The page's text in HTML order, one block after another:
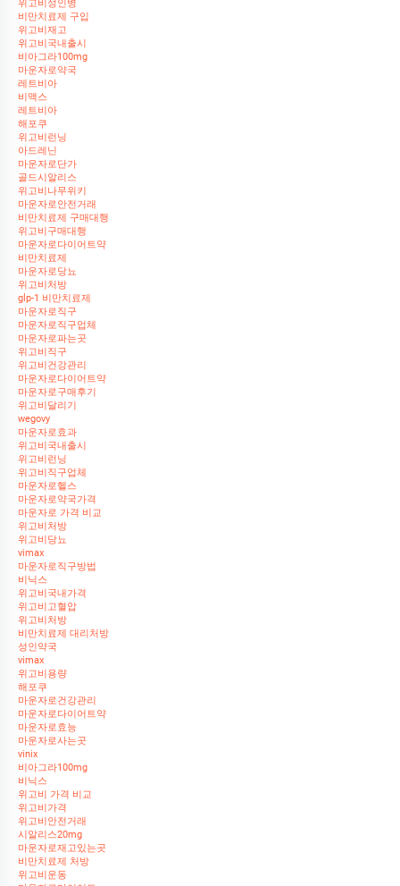
위고비성인병
비만치료제 구입
위고비재고
위고비국내출시
비아그라100mg
마운자로약국
레트비아
비맥스
레트비아
해포쿠
위고비런닝
아드레닌
마운자로단가
골드시알리스
위고비나무위키
마운자로안전거래
비만치료제 구매대행
위고비구매대행
마운자로다이어트약
비만치료제
마운자로당뇨
위고비처방
glp-1 비만치료제
마운자로직구
마운자로직구업체
마운자로파는곳
위고비직구
위고비건강관리
마운자로다이어트약
마운자로구매후기
위고비달리기
wegovy
마운자로효과
위고비국내출시
위고비런닝
위고비직구업체
마운자로헬스
마운자로약국가격
마운자로 가격 비교
위고비처방
위고비당뇨
vimax
마운자로직구방법
비닉스
위고비국내가격
위고비고혈압
위고비처방
비만치료제 대리처방
성인약국
vimax
위고비용량
해포쿠
마운자로건강관리
마운자로다이어트약
마운자로효능
마운자로사는곳
vinix
비아그라100mg
비닉스
위고비 가격 비교
위고비가격
위고비안전거래
시알리스20mg
마운자로재고있는곳
비만치료제 처방
위고비운동